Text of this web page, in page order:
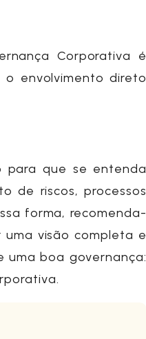
Corporativa é
o envolvimento direto
para que se entenda
de riscos, processos
forma, recomenda-
visão completa e
uma boa governança: